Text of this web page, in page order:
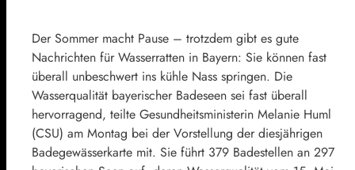
Der Sommer macht Pause – trotzdem gibt es gute
Nachrichten für Wasserratten in Bayern: Sie können fast
überall unbeschwert ins kühle Nass springen. Die
Wasserqualität bayerischer Badeseen sei fast überall
hervorragend, teilte Gesundheitsministerin Melanie Huml
(CSU) am Montag bei der Vorstellung der diesjährigen
Badegewässerkarte mit. Sie führt 379 Badestellen an 297